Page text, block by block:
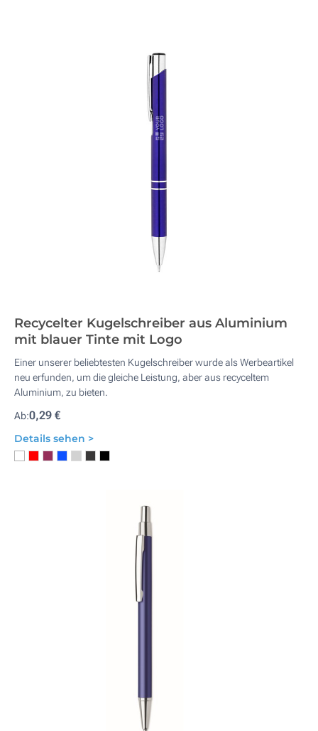
Recycelter Kugelschreiber aus Aluminium
mit blauer Tinte mit Logo
Einer unserer beliebtesten Kugelschreiber wurde als Werbeartikel
neu erfunden, um die gleiche Leistung, aber aus recyceltem
Aluminium, zu bieten.
Ab:0,29 €
Details sehen >